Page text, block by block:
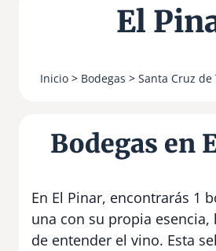
El
Inicio > Bodegas > Santa Cruz
Bodegas en
En El Pinar, encontrarás 1
una con su propia
de entender el vino. Esta